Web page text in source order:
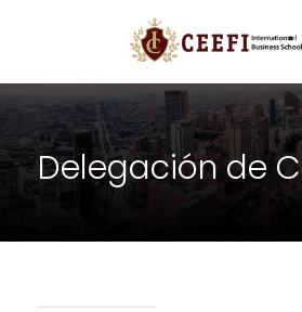
Delegación de